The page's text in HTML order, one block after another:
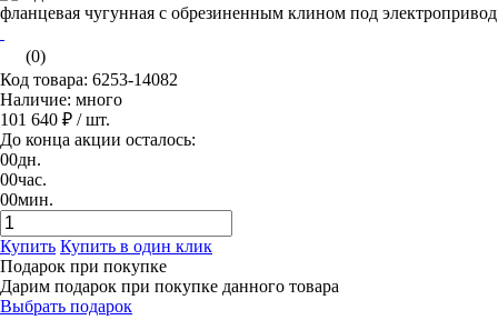
(0)
Код товара: 6253-14082
Наличие: много
101 640 ₽ / шт.
До конца акции осталось:
00дн.
00час.
00мин.
Купить Купить в один клик
Подарок при покупке
Дарим подарок при покупке данного товара
Выбрать подарок